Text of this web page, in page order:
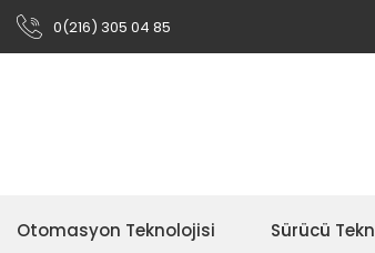
0(216) 305 04 85
Otomasyon Teknolojisi Sürücü